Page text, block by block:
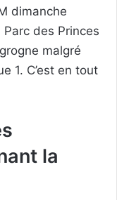
dimanche
des Princes
malgré
1. C’est en tout
la